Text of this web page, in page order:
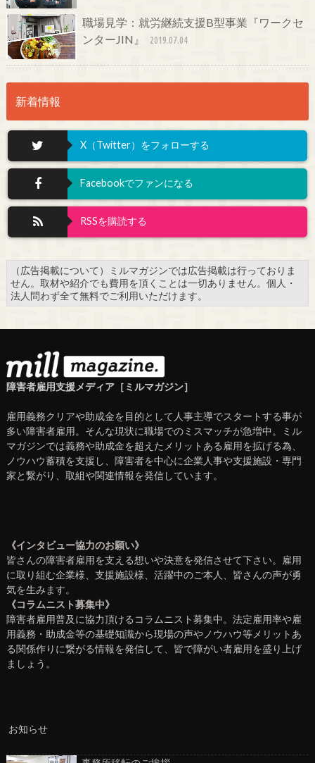
職場見学：就労継続支援B型事業『ワークセ
ンターJIN』
2019.07.04
新着情報
X（Twitter）をフォローする
Facebookでファンになる
RSSを購読する
（広告掲載について）ミルマガジンでは広告掲載は行っておりま
せん。取材や紹介でも費用を頂くことは一切ありません。個人・
法人問わず全て無料でご利用いただけます。
障害者雇用支援メディア［ミルマガジン］
雇用義務クリアや助成金を目的として人事主導でスタートする事が
多い障害者雇用。そんな現状に職場でのミスマッチが急増中。ミル
マガジンでは義務や助成金を超えたメリットある雇用を拡げる為、
ノウハウ蓄積を支援し、障害者を中心に企業人事や支援施設・専門
家と繋がり、取組や関連情報を発信しています。
《インタビュー協力のお願い》
皆さんの障害者雇用を支える想いや決意を発信させて下さい。雇用
に取り組む企業様、支援施設様、活躍中のご本人、皆さんの声が勇
気を生みます。
《コラムニスト募集中》
障害者雇用普及に協力頂けるコラムニスト募集中。法定雇用率や雇
用義務・助成金等の基礎知識から現場の声やノウハウ等メリットあ
る関係作りに繋がる情報を発信して、皆で障がい者雇用を盛り上げ
ましょう。
お知らせ